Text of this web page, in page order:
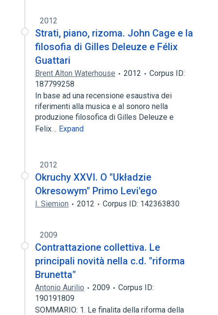
2012
Strati, piano, rizoma. John Cage e la
filosofia di Gilles Deleuze e Félix
Guattari
Brent Alton Waterhouse 2012
Corpus ID:
187799258
In base ad una recensione esaustiva dei
riferimenti alla musica e al sonoro nella
produzione filosofica di Gilles Deleuze e
Felix… Expand
2012
Okruchy XXVI. O "Układzie
Okresowym" Primo Levi'ego
I. Siemion 2012 Corpus ID: 142363830
2009
Contrattazione collettiva. Le
principali novità nella c.d. "riforma
Brunetta"
Antonio Aurilio 2009
Corpus ID:
190191809
SOMMARIO: 1. Le finalita della riforma della